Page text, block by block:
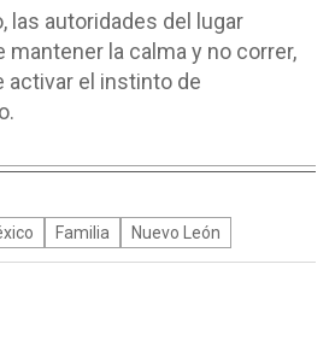
las autoridades del lugar
mantener la calma y no correr,
activar el instinto de
Familia Nuevo León